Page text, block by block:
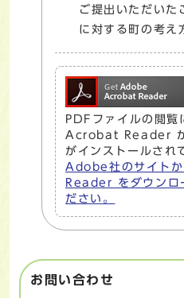
ご提出いただいた
に対する町の考え
PDFファイルの閲
Acrobat Reader が
がインストールされ
Adobe社のサイト
Reader をダウンロ
ださい。
お問い合わせ